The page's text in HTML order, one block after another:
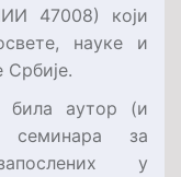
47008) који
науке и
Србије.
била аутор (и
семинара за
у